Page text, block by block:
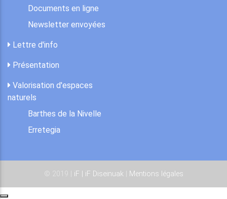
Documents en ligne
Newsletter envoyées
Lettre d'info
Présentation
Valorisation d'espaces
naturels
Barthes de la Nivelle
Erretegia
© 2019 | iF | iF Diseinuak Mentions légales